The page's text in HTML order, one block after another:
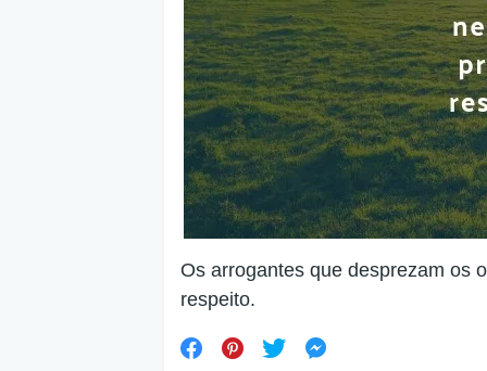
Os arrogantes que desprezam os
respeito.